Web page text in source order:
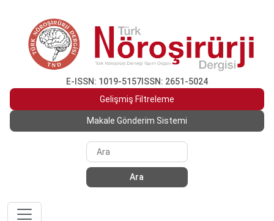
E-ISSN: 1019-5157 ISSN: 2651-5024
Gelişmiş Filtreleme
Makale Gönderim Sistemi
Ara